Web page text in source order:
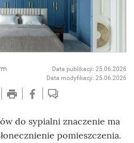
Data publikacji: 25.06.2026
Data modyfikacji: 25.06.2026
do sypialni znaczenie ma
pomieszczenia.